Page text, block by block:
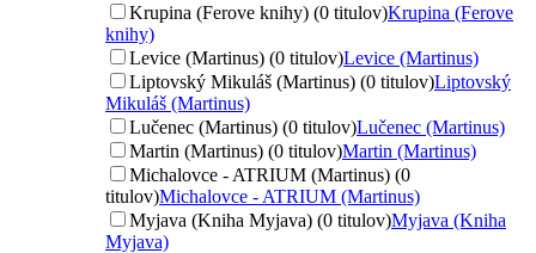
Krupina (Ferove knihy) (0 titulov)Krupina (Ferove
knihy)
Levice (Martinus) (0 titulov)Levice (Martinus)
Liptovský Mikuláš (Martinus) (0 titulov)Liptovský
Mikuláš (Martinus)
Lučenec (Martinus) (0 titulov)Lučenec (Martinus)
Martin (Martinus) (0 titulov)Martin (Martinus)
Michalovce - ATRIUM (Martinus) (0
titulov)Michalovce - ATRIUM (Martinus)
Myjava (Kniha Myjava) (0 titulov)Myjava (Kniha
Myjava)